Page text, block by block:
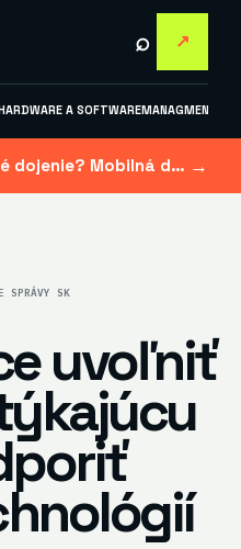
⌕ ↗
A SOFTWAREMANAGMENT A
Ako si uľahčiť každodenné dojenie? Mobilná dojačka šetrí čas aj námahu →
SPRÁVY SK
uvoľniť